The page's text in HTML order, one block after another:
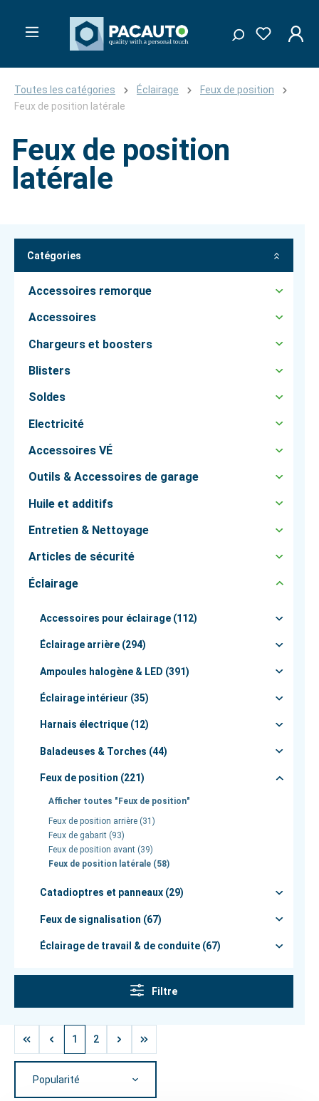
Toutes les catégories Éclairage
Feux de position
Feux de position latérale
Feux de position
latérale
Catégories
Accessoires remorque
Accessoires
Chargeurs et boosters
Blisters
Soldes
Electricité
Accessoires VÉ
Outils & Accessoires de garage
Huile et additifs
Entretien & Nettoyage
Articles de sécurité
Éclairage
Accessoires pour éclairage (112)
Éclairage arrière (294)
Ampoules halogène & LED (391)
Éclairage intérieur (35)
Harnais électrique (12)
Baladeuses & Torches (44)
Feux de position (221)
Afficher toutes "Feux de position"
Feux de position arrière (31)
Feux de gabarit (93)
Feux de position avant (39)
Feux de position latérale (58)
Catadioptres et panneaux (29)
Feux de signalisation (67)
Éclairage de travail & de conduite (67)
Filtre
1 2